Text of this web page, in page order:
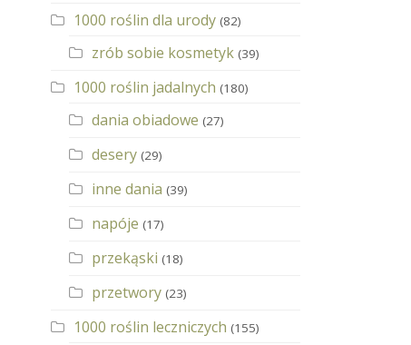
1000 roślin dla urody (82)
zrób sobie kosmetyk (39)
1000 roślin jadalnych (180)
dania obiadowe (27)
desery (29)
inne dania (39)
napóje (17)
przekąski (18)
przetwory (23)
1000 roślin leczniczych (155)